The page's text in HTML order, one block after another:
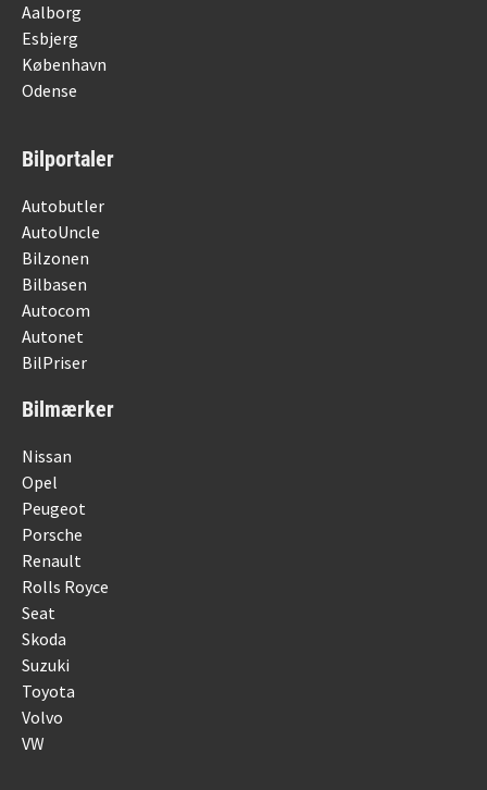
Aalborg
Esbjerg
København
Odense
Bilportaler
Autobutler
AutoUncle
Bilzonen
Bilbasen
Autocom
Autonet
BilPriser
Bilmærker
Nissan
Opel
Peugeot
Porsche
Renault
Rolls Royce
Seat
Skoda
Suzuki
Toyota
Volvo
VW